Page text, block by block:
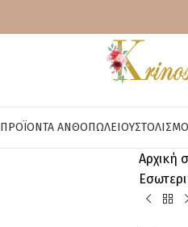
ΠΡΟΪΌΝΤΑ ΑΝΘΟΠΩΛΕΊΟΥ
Αρχική